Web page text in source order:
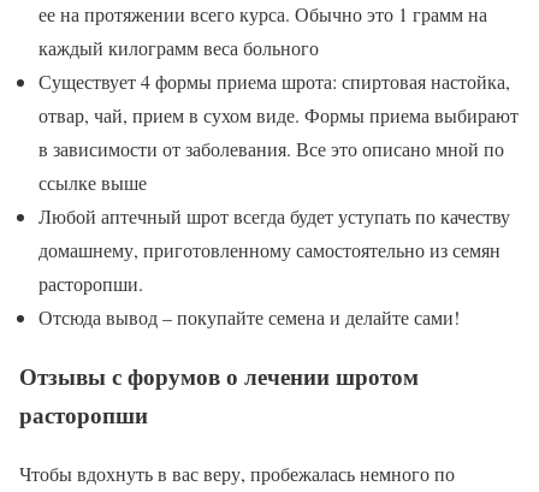
ее на протяжении всего курса. Обычно это 1 грамм на
каждый килограмм веса больного
Существует 4 формы приема шрота: спиртовая настойка,
отвар, чай, прием в сухом виде. Формы приема выбирают
в зависимости от заболевания. Все это описано мной по
ссылке выше
Любой аптечный шрот всегда будет уступать по качеству
домашнему, приготовленному самостоятельно из семян
расторопши.
Отсюда вывод – покупайте семена и делайте сами!
Отзывы с форумов о лечении шротом
расторопши
Чтобы вдохнуть в вас веру, пробежалась немного по